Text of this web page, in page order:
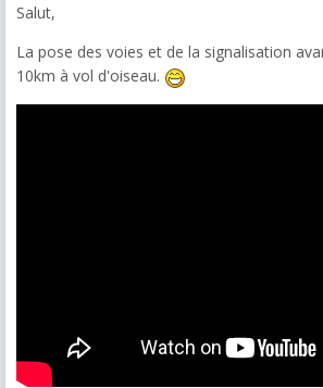
Salut,
La pose des voies et de la signalisation
10km à vol d'oiseau.